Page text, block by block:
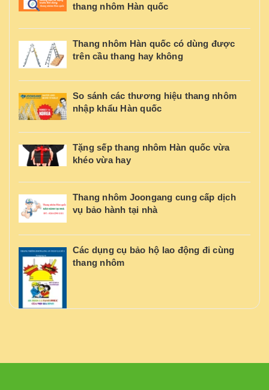
thang nhôm Hàn quốc
Thang nhôm Hàn quốc có dùng được
trên cầu thang hay không
So sánh các thương hiệu thang nhôm
nhập khẩu Hàn quốc
Tặng sếp thang nhôm Hàn quốc vừa
khéo vừa hay
Thang nhôm Joongang cung cấp dịch
vụ bảo hành tại nhà
Các dụng cụ bảo hộ lao động đi cùng
thang nhôm